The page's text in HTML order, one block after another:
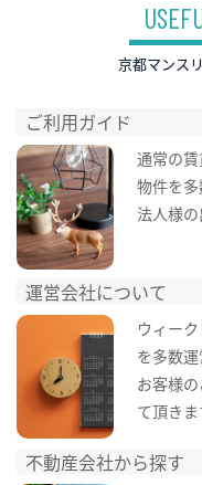
京都マンス
ご利用ガイド
通常の
物件を多
法人様
運営会社について
ウィー
を多数運
お客様
て頂きま
不動産会社から探す